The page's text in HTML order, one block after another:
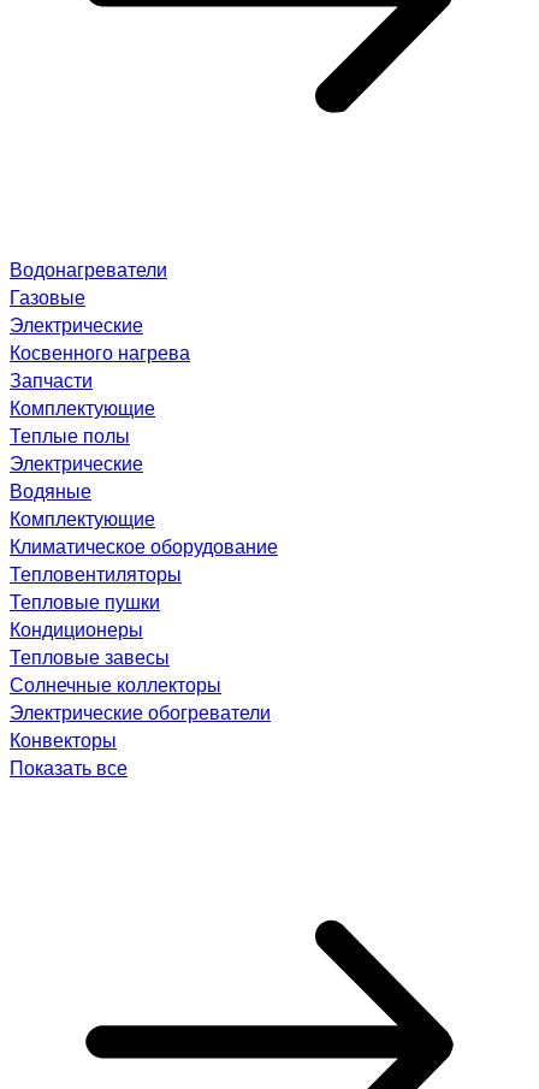
Водонагреватели
Газовые
Электрические
Косвенного нагрева
Запчасти
Комплектующие
Теплые полы
Электрические
Водяные
Комплектующие
Климатическое оборудование
Тепловентиляторы
Тепловые пушки
Кондиционеры
Тепловые завесы
Солнечные коллекторы
Электрические обогреватели
Конвекторы
Показать все